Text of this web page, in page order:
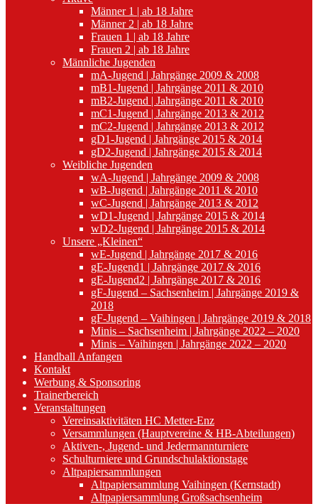
Männer 1 | ab 18 Jahre
Männer 2 | ab 18 Jahre
Frauen 1 | ab 18 Jahre
Frauen 2 | ab 18 Jahre
Männliche Jugenden
mA-Jugend | Jahrgänge 2009 & 2008
mB1-Jugend | Jahrgänge 2011 & 2010
mB2-Jugend | Jahrgänge 2011 & 2010
mC1-Jugend | Jahrgänge 2013 & 2012
mC2-Jugend | Jahrgänge 2013 & 2012
gD1-Jugend | Jahrgänge 2015 & 2014
gD2-Jugend | Jahrgänge 2015 & 2014
Weibliche Jugenden
wA-Jugend | Jahrgänge 2009 & 2008
wB-Jugend | Jahrgänge 2011 & 2010
wC-Jugend | Jahrgänge 2013 & 2012
wD1-Jugend | Jahrgänge 2015 & 2014
wD2-Jugend | Jahrgänge 2015 & 2014
Unsere „Kleinen“
wE-Jugend | Jahrgänge 2017 & 2016
gE-Jugend1 | Jahrgänge 2017 & 2016
gE-Jugend2 | Jahrgänge 2017 & 2016
gF-Jugend – Sachsenheim | Jahrgänge 2019 &
2018
gF-Jugend – Vaihingen | Jahrgänge 2019 & 2018
Minis – Sachsenheim | Jahrgänge 2022 – 2020
Minis – Vaihingen | Jahrgänge 2022 – 2020
Handball Anfangen
Kontakt
Werbung & Sponsoring
Trainerbereich
Veranstaltungen
Vereinsaktivitäten HC Metter-Enz
Versammlungen (Hauptvereine & HB-Abteilungen)
Aktiven-, Jugend- und Jedermannturniere
Schulturniere und Grundschulaktionstage
Altpapiersammlungen
Altpapiersammlung Vaihingen (Kernstadt)
Altpapiersammlung Großsachsenheim